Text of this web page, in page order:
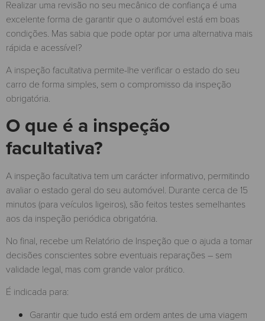
Realizar uma revisão no seu mecânico de confiança é uma
excelente forma de garantir que o automóvel está em boas
condições. Mas sabia que pode optar por uma alternativa mais
rápida e acessível?
A inspeção facultativa permite-lhe verificar o estado do seu
carro de forma simples, sem o compromisso da inspeção
obrigatória.
O que é a inspeção
facultativa?
A inspeção facultativa tem um carácter informativo, permitindo
avaliar o estado geral do seu automóvel. Durante cerca de 15
minutos (para veículos ligeiros), são feitos testes semelhantes
aos da inspeção periódica obrigatória.
No final, recebe um Relatório de Inspeção que o ajuda a tomar
decisões conscientes sobre eventuais reparações – sem
validade legal, mas com grande valor prático.
É indicada para:
Garantir que tudo está em ordem antes de uma viagem